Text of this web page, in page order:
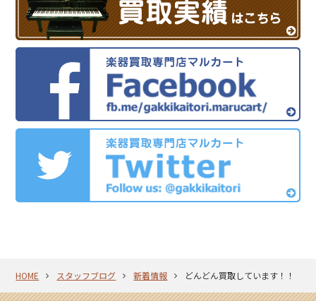
HOME スタッフブログ 新着情報 どんどん買取しています！！